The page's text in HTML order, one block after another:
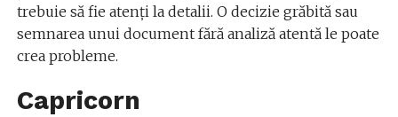
trebuie să fie atenți la detalii. O decizie grăbită sau
semnarea unui document fără analiză atentă le poate
crea probleme.
Capricorn